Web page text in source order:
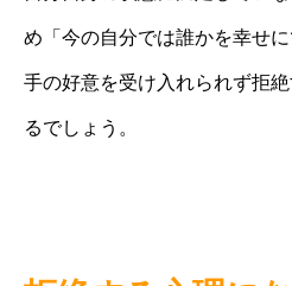
め「今の自分では誰かを幸せ
手の好意を受け入れられず拒
るでしょう。